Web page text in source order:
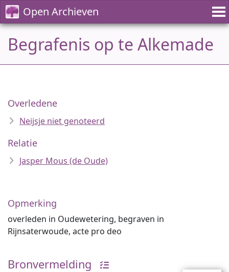
Open Archieven
Begrafenis op te Alkemade
Overledene
Neijsje niet genoteerd
Relatie
Jasper Mous (de Oude)
Opmerking
overleden in Oudewetering, begraven in
Rijnsaterwoude, acte pro deo
Bronvermelding